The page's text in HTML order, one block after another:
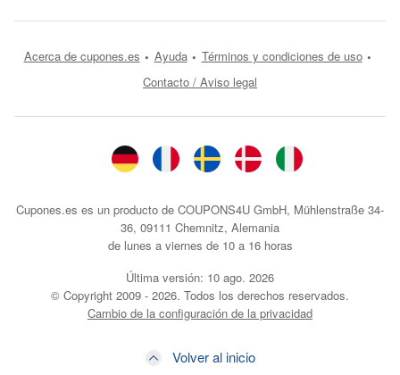
Acerca de cupones.es Ayuda
Términos y condiciones de uso
Contacto / Aviso legal
Cupones.es es un producto de COUPONS4U GmbH, Mühlenstraße 34-
36, 09111 Chemnitz, Alemania
de lunes a viernes de 10 a 16 horas
Última versión: 10 ago. 2026
© Copyright 2009 - 2026. Todos los derechos reservados.
Cambio de la configuración de la privacidad
Volver al inicio